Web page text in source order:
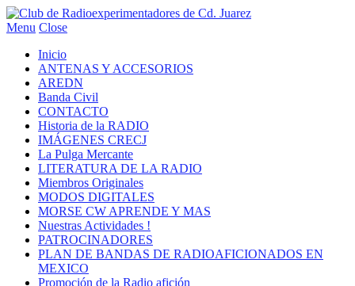
Menu Close
Inicio
ANTENAS Y ACCESORIOS
AREDN
Banda Civil
CONTACTO
Historia de la RADIO
IMÁGENES CRECJ
La Pulga Mercante
LITERATURA DE LA RADIO
Miembros Originales
MODOS DIGITALES
MORSE CW APRENDE Y MAS
Nuestras Actividades !
PATROCINADORES
PLAN DE BANDAS DE RADIOAFICIONADOS EN
MEXICO
Promoción de la Radio afición